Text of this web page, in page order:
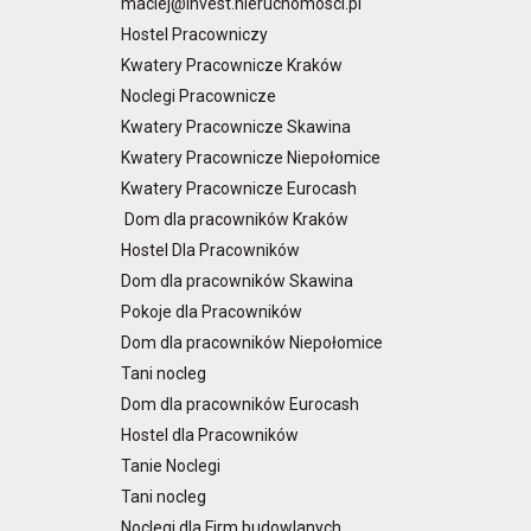
Hostel Pracowniczy
Kwatery Pracownicze Kraków
Noclegi Pracownicze
Kwatery Pracownicze Skawina
Kwatery Pracownicze Niepołomice
Kwatery Pracownicze Eurocash
Dom dla pracowników Kraków
Hostel Dla Pracowników
Dom dla pracowników Skawina
Pokoje dla Pracowników
Dom dla pracowników Niepołomice
Tani nocleg
Dom dla pracowników Eurocash
Hostel dla Pracowników
Tanie Noclegi
Tani nocleg
Noclegi dla Firm budowlanych